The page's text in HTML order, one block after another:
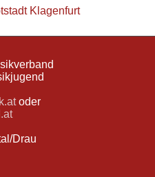
Klagenfurt
oder
Drau